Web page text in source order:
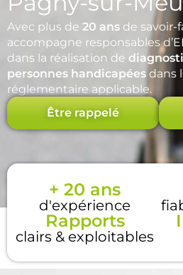
Avec plus de 20 ans de savoir-
accompagne responsables
dans la réalisation de
personnes handicapées dans
réglementaire applicable.
Être rappelé
+ 20 ans
d'expérience
Rapports
clairs & exploitables